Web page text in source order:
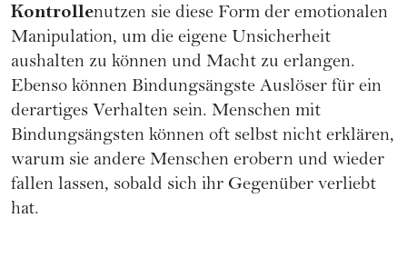
Kontrollenutzen sie diese Form der emotionalen
Manipulation, um die eigene Unsicherheit
aushalten zu können und Macht zu erlangen.
Ebenso können Bindungsängste Auslöser für ein
derartiges Verhalten sein. Menschen mit
Bindungsängsten können oft selbst nicht erklären,
warum sie andere Menschen erobern und wieder
fallen lassen, sobald sich ihr Gegenüber verliebt
hat.